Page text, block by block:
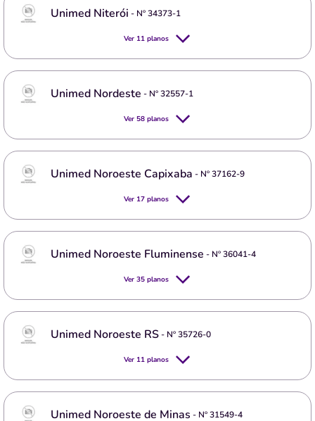
Unimed Niterói - Nº34373-1
Ver 11 planos
Unimed Nordeste - Nº32557-1
Ver 58 planos
Unimed Noroeste Capixaba - Nº37162-9
Ver 17 planos
Unimed Noroeste Fluminense - Nº36041-4
Ver 35 planos
Unimed Noroeste RS- Nº35726-0
Ver 11 planos
Unimed Noroeste de Minas - Nº31549-4